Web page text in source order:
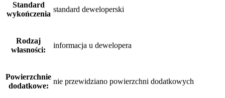
Standard
wykończenia
standard deweloperski
Rodzaj
własności:
informacja u dewelopera
Powierzchnie
dodatkowe:
nie przewidziano powierzchni dodatkowych